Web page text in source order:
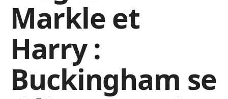
Markle et
Harry :
Buckingham se